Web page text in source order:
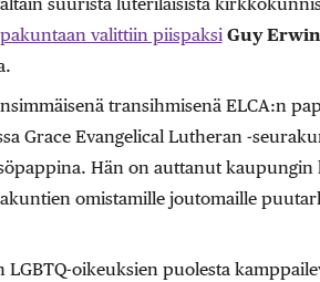
valittiin piispaksi Guy
transihmisenä ELCA:n
Grace Evangelical Lutheran -
Hän on auttanut
omistamille joutomaille
LGBTQ-oikeuksien puolesta